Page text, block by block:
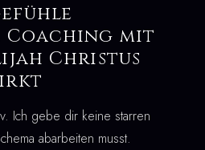
Coaching mit
Christus
Ich gebe dir keine starren
abarbeiten musst.